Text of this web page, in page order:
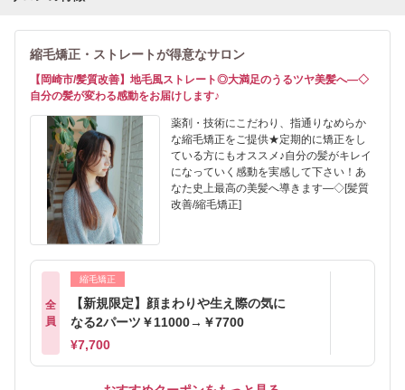
縮毛矯正・ストレートが得意なサロン
【岡崎市/髪質改善】地毛風ストレート◎大満足のうるツヤ美髪へ―◇
自分の髪が変わる感動をお届けします♪
薬剤・技術にこだわり、指通りなめらか
な縮毛矯正をご提供★定期的に矯正をし
ている方にもオススメ♪自分の髪がキレイ
になっていく感動を実感して下さい！あ
なた史上最高の美髪へ導きます―◇[髪質
改善/縮毛矯正]
全
員
縮毛矯正
【新規限定】顔まわりや生え際の気に
なる2パーツ￥11000→￥7700
¥7,700